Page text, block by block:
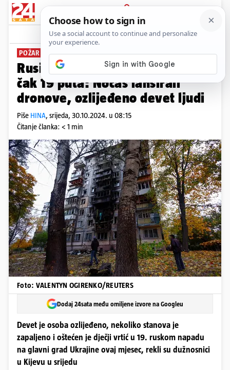
PRIJAVA
News Komentari
POŽAR U ZGRADI
Rusi ovaj mjesec napali Kijev
čak 19 puta: Noćas lansirali
dronove, ozlijeđeno devet ljudi
Piše HINA, srijeda, 30.10.2024. u 08:15
Čitanje članka: < 1 min
Foto: VALENTYN OGIRENKO/REUTERS
Dodaj 24sata među omiljene izvore na Googleu
Devet je osoba ozlijeđeno, nekoliko stanova je
zapaljeno i oštećen je dječji vrtić u 19. ruskom napadu
na glavni grad Ukrajine ovaj mjesec, rekli su dužnosnici
u Kijevu u srijedu